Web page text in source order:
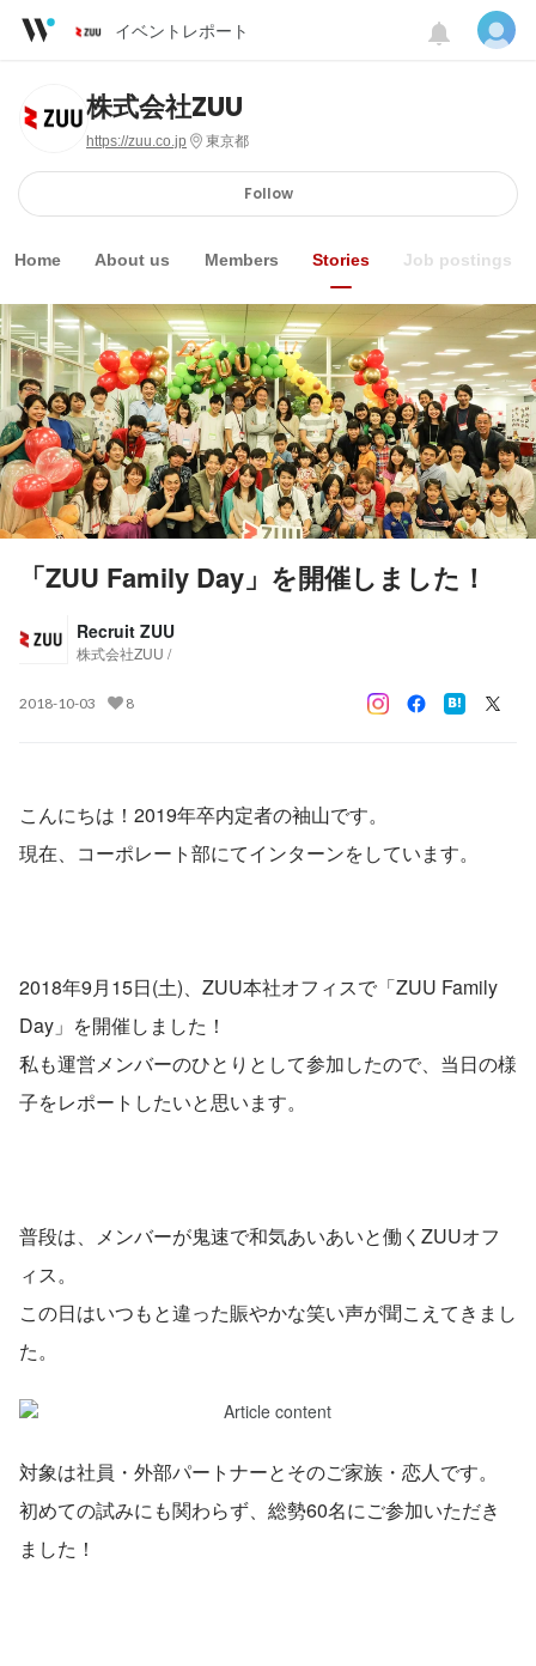
イベントレポート
株式会社ZUU
https://zuu.co.jp 東京都
Follow
Home About us Members Stories Job postings
「ZUU Family Day」を開催しました！
Recruit ZUU
株式会社ZUU /
2018-10-03 8
こんにちは！2019年卒内定者の袖山です。
現在、コーポレート部にてインターンをしています。
2018年9月15日(土)、ZUU本社オフィスで「ZUU Family
Day」を開催しました！
私も運営メンバーのひとりとして参加したので、当日の様
子をレポートしたいと思います。
普段は、メンバーが鬼速で和気あいあいと働くZUUオフ
ィス。
この日はいつもと違った賑やかな笑い声が聞こえてきまし
た。
対象は社員・外部パートナーとそのご家族・恋人です。
初めての試みにも関わらず、総勢60名にご参加いただき
ました！